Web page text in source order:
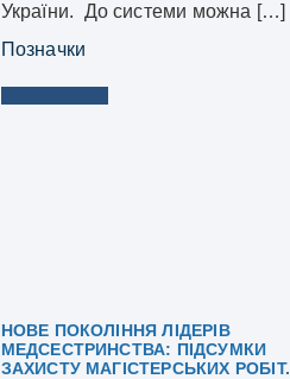
України. До системи можна […]
Позначки
НОВЕ ПОКОЛІННЯ ЛІДЕРІВ
МЕДСЕСТРИНСТВА: ПІДСУМКИ
ЗАХИСТУ МАГІСТЕРСЬКИХ РОБІТ.